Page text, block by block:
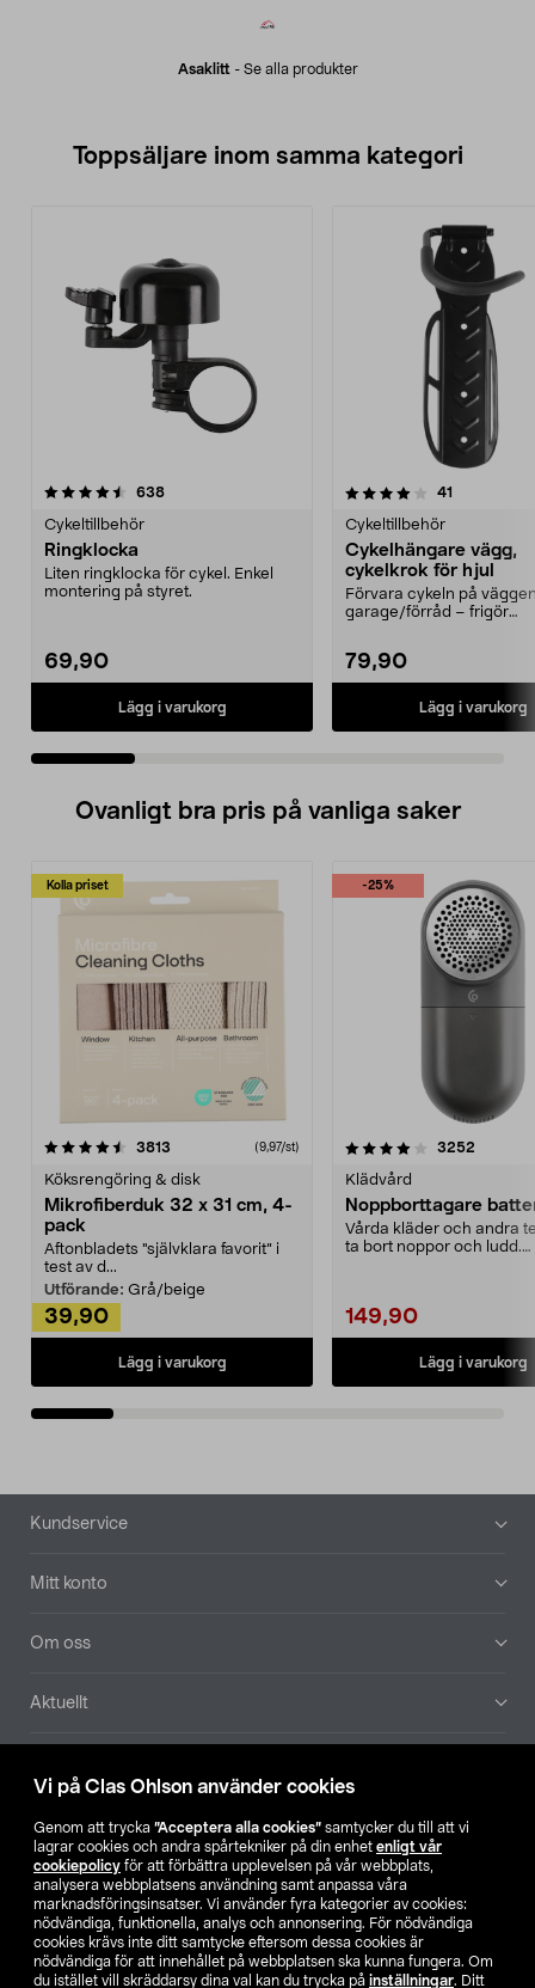
Vi på Clas Ohlson använder cookies
Genom att trycka ”Acceptera alla cookies” samtycker du till att vi
lagrar cookies och andra spårtekniker på din enhet enligt vår
cookiepolicy för att förbättra upplevelsen på vår webbplats,
analysera webbplatsens användning samt anpassa våra
marknadsföringsinsatser. Vi använder fyra kategorier av cookies:
nödvändiga, funktionella, analys och annonsering. För nödvändiga
cookies krävs inte ditt samtycke eftersom dessa cookies är
nödvändiga för att innehållet på webbplatsen ska kunna fungera. Om
du istället vill skräddarsy dina val kan du trycka på inställningar. Ditt
Asaklitt - Se alla produkter
Toppsäljare inom samma kategori
638recensioner
Cykeltillbehör
Ringklocka
Liten ringklocka för cykel. Enkel
montering på styret.
69,90
Lägg i varukorg
4.0 av 5 stjärnor 41
Cykeltillbehör
Cykelhängare vägg,
cykelkrok för hjul
Förvara cykeln på
garage/förråd – frigör
79,90
Lägg i varukorg
4.5 av 5 stjärnor
Ovanligt bra pris på vanliga saker
Kolla priset
3813 (9,97/st)
Köksrengöring & disk
Mikrofiberduk 32 x 31 cm, 4-
pack
Aftonbladets "självklara favorit” i
test av d...
Utförande: Grå/beige
39,90
Lägg i varukorg
-25%
4.0av 5 stjärnor 3252
Klädvård
Noppborttagare
Vårda kläder och andra
ta bort noppor och ludd.
149,90
Lägg i varukorg
4.5av 5 stjärnor
Sidfot
Kundservice
Mitt konto
Om oss
Aktuellt
Hitta butik
SE NO FI